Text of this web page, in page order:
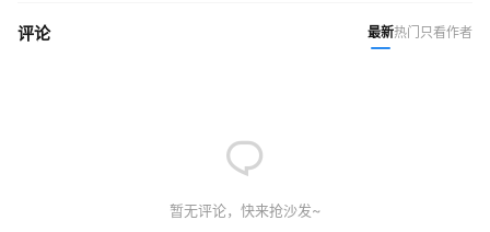
评论 最新热门 只看作者
暂无评论，快来抢沙发~